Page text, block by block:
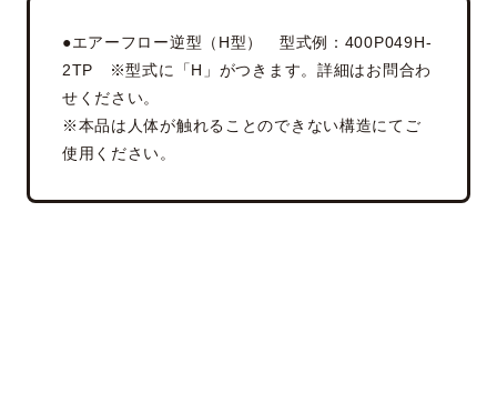
●エアーフロー逆型（H型） 型式例：400P049H-
2TP ※型式に「H」がつきます。詳細はお問合わ
せください。
※本品は人体が触れることのできない構造にてご
使用ください。